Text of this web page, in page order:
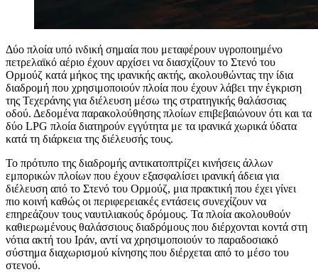
Δύο πλοία υπό ινδική σημαία που μεταφέρουν υγροποιημένο
πετρελαϊκό αέριο έχουν αρχίσει να διασχίζουν το Στενό του
Ορμούζ κατά μήκος της ιρανικής ακτής, ακολουθώντας την ίδια
διαδρομή που χρησιμοποιούν πλοία που έχουν λάβει την έγκριση
της Τεχεράνης για διέλευση μέσω της στρατηγικής θαλάσσιας
οδού. Δεδομένα παρακολούθησης πλοίων επιβεβαιώνουν ότι και τα
δύο LPG πλοία διατηρούν εγγύτητα με τα ιρανικά χωρικά ύδατα
κατά τη διάρκεια της διέλευσής τους.
Το πρότυπο της διαδρομής αντικατοπτρίζει κινήσεις άλλων
εμπορικών πλοίων που έχουν εξασφαλίσει ιρανική άδεια για
διέλευση από το Στενό του Ορμούζ, μια πρακτική που έχει γίνει
πιο κοινή καθώς οι περιφερειακές εντάσεις συνεχίζουν να
επηρεάζουν τους ναυτιλιακούς δρόμους. Τα πλοία ακολουθούν
καθιερωμένους θαλάσσιους διαδρόμους που διέρχονται κοντά στη
νότια ακτή του Ιράν, αντί να χρησιμοποιούν το παραδοσιακό
σύστημα διαχωρισμού κίνησης που διέρχεται από το μέσο του
στενού.